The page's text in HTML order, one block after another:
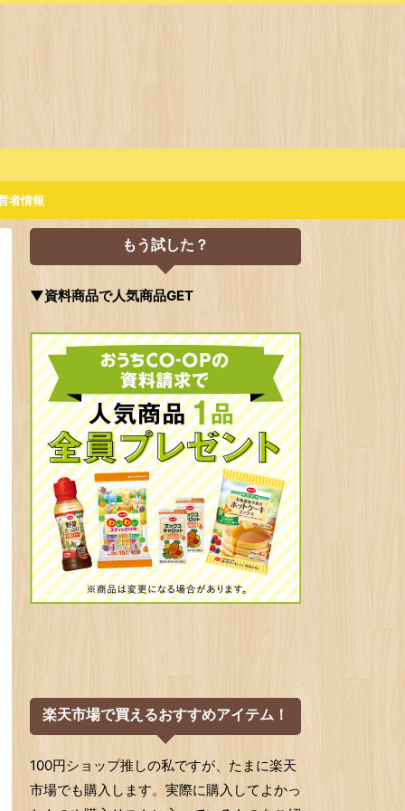
者情報
もう試した？
▼資料商品で人気商品GET
楽天市場で買えるおすすめアイテム！
100円ショップ推しの私ですが、たまに楽天
市場でも購入します。実際に購入してよかっ